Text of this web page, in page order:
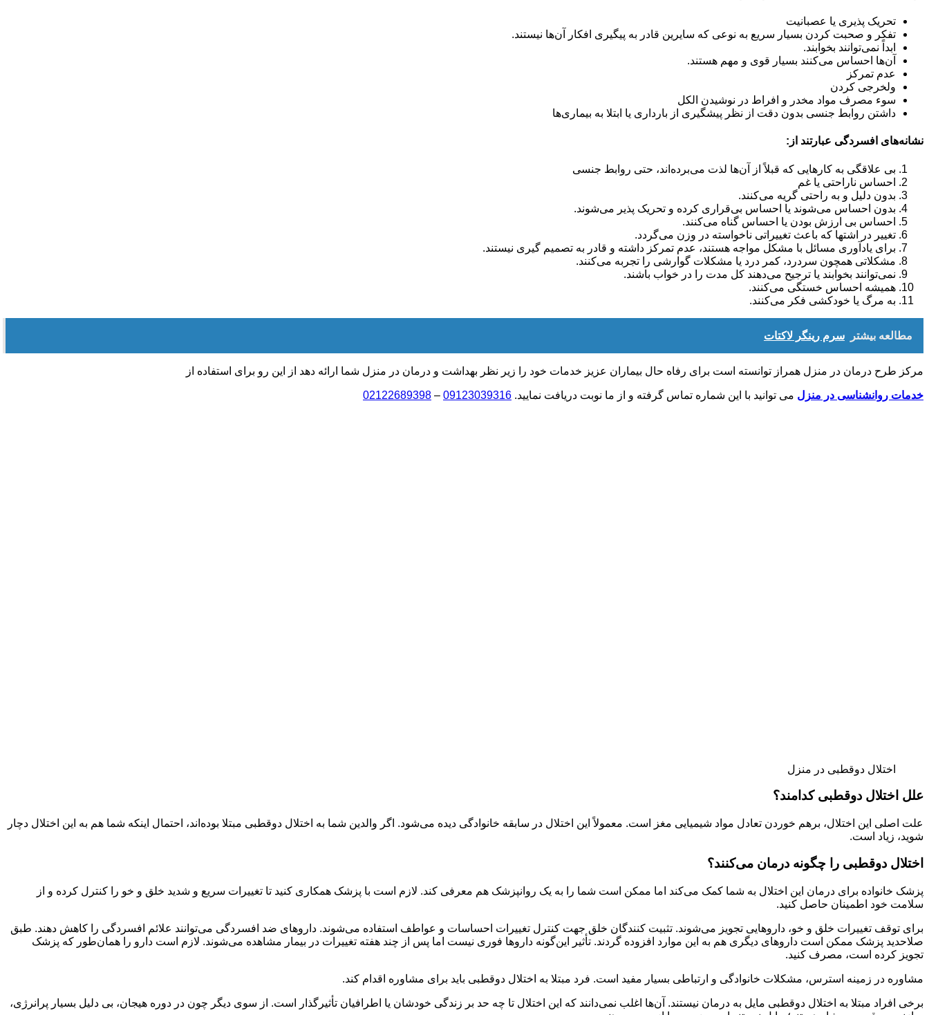
تحریک پذیری یا عصبانیت
تفکر و صحبت کردن بسیار سریع به نوعی که سایرین قادر به پیگیری افکار آن‌ها نیستند.
ابداً نمی‌توانند بخوابند.
آن‌ها احساس می‌کنند بسیار قوی و مهم هستند.
عدم تمرکز
ولخرجی کردن
سوء مصرف مواد مخدر و افراط در نوشیدن الکل
داشتن روابط جنسی بدون دقت از نظر پیشگیری از بارداری یا ابتلا به بیماری‌ها
نشانه‌های افسردگی عبارتند از:
بی علاقگی به کارهایی که قبلاً از آن‌ها لذت می‌برده‌اند، حتی روابط جنسی
احساس ناراحتی یا غم
بدون دلیل و به راحتی گریه می‌کنند.
بدون احساس می‌شوند یا احساس بی‌قراری کرده و تحریک پذیر می‌شوند.
احساس بی ارزش بودن یا احساس گناه می‌کنند.
تغییر در اشتها که باعث تغییراتی ناخواسته در وزن می‌گردد.
برای یادآوری مسائل با مشکل مواجه هستند، عدم تمرکز داشته و قادر به تصمیم گیری نیستند.
مشکلاتی همچون سردرد، کمر درد یا مشکلات گوارشی را تجربه می‌کنند.
نمی‌توانند بخوابند یا ترجیح می‌دهند کل مدت را در خواب باشند.
همیشه احساس خستگی می‌کنند.
به مرگ یا خودکشی فکر می‌کنند.
مطالعه بیشتر سرم رینگر لاکتات
مرکز طرح درمان در منزل همراز توانسته است برای رفاه حال بیماران عزیز خدمات خود را زیر نظر بهداشت و درمان در منزل شما ارائه دهد از این رو برای استفاده از
خدمات روانشناسی در منزل می توانید با این شماره تماس گرفته و از ما نوبت دریافت نمایید. 09123039316
–
02122689398
اختلال دوقطبی در منزل
علل اختلال دوقطبی کدامند؟
علت اصلی این اختلال، برهم خوردن تعادل مواد شیمیایی مغز است. معمولاً این اختلال در سابقه خانوادگی دیده می‌شود. اگر والدین شما به اختلال دوقطبی مبتلا بوده‌اند، احتمال اینکه شما هم به این اختلال دچار
شوید، زیاد است.
اختلال دوقطبی را چگونه درمان می‌کنند؟
پزشک خانواده برای درمان این اختلال به شما کمک می‌کند اما ممکن است شما را به یک روانپزشک هم معرفی کند. لازم است با پزشک همکاری کنید تا تغییرات سریع و شدید خلق و خو را کنترل کرده و از
سلامت خود اطمینان حاصل کنید.
برای توقف تغییرات خلق و خو، داروهایی تجویز می‌شوند. تثبیت کنندگان خلق جهت کنترل تغییرات احساسات و عواطف استفاده می‌شوند. داروهای ضد افسردگی می‌توانند علائم افسردگی را کاهش دهند. طبق
صلاحدید پزشک ممکن است داروهای دیگری هم به این موارد افزوده گردند. تأثیر این‌گونه داروها فوری نیست اما پس از چند هفته تغییرات در بیمار مشاهده می‌شوند. لازم است دارو را همان‌طور که پزشک
تجویز کرده است، مصرف کنید.
مشاوره در زمینه استرس، مشکلات خانوادگی و ارتباطی بسیار مفید است. فرد مبتلا به اختلال دوقطبی باید برای مشاوره اقدام کند.
برخی افراد مبتلا به اختلال دوقطبی مایل به درمان نیستند. آن‌ها اغلب نمی‌دانند که این اختلال تا چه حد بر زندگی خودشان یا اطرافیان تأثیرگذار است. از سوی دیگر چون در دوره هیجان، بی دلیل بسیار پرانرژی،